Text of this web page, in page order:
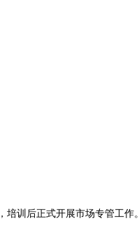
训后正式开展市场专管工作。